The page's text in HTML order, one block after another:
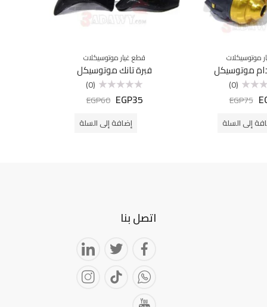
موتوسيكلات
موتوسيكل
(0)
EGP75
إلى السلة
قطع غيار موتوسيكلات
فبرة تانك موتوسيكل
التقييم
(0)
EGP35
EGP60
إضافة إلى السلة
اتصل بنا